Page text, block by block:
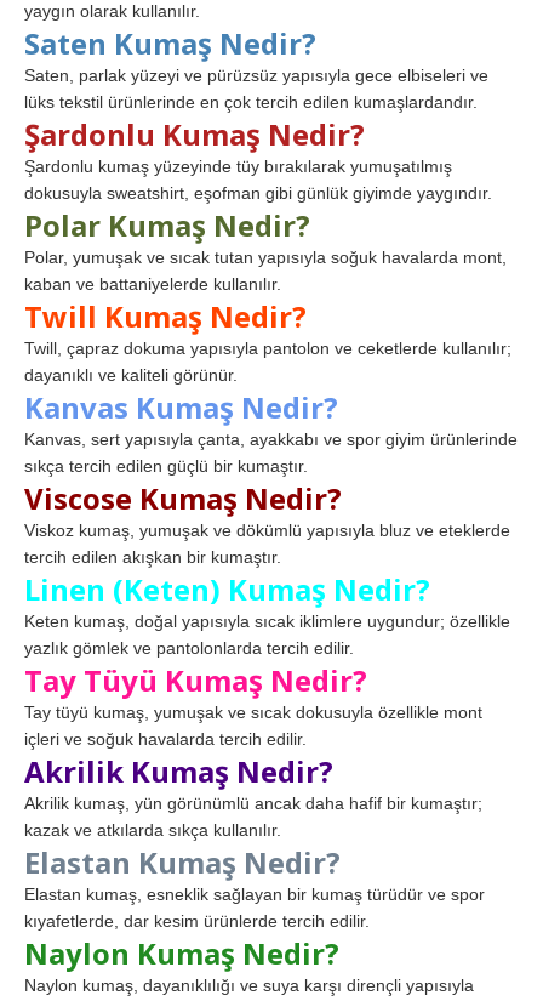
yaygın olarak kullanılır.
Saten Kumaş Nedir?
Saten, parlak yüzeyi ve pürüzsüz yapısıyla gece elbiseleri ve
lüks tekstil ürünlerinde en çok tercih edilen kumaşlardandır.
Şardonlu Kumaş Nedir?
Şardonlu kumaş yüzeyinde tüy bırakılarak yumuşatılmış
dokusuyla sweatshirt, eşofman gibi günlük giyimde yaygındır.
Polar Kumaş Nedir?
Polar, yumuşak ve sıcak tutan yapısıyla soğuk havalarda mont,
kaban ve battaniyelerde kullanılır.
Twill Kumaş Nedir?
Twill, çapraz dokuma yapısıyla pantolon ve ceketlerde kullanılır;
dayanıklı ve kaliteli görünür.
Kanvas Kumaş Nedir?
Kanvas, sert yapısıyla çanta, ayakkabı ve spor giyim ürünlerinde
sıkça tercih edilen güçlü bir kumaştır.
Viscose Kumaş Nedir?
Viskoz kumaş, yumuşak ve dökümlü yapısıyla bluz ve eteklerde
tercih edilen akışkan bir kumaştır.
Linen (Keten) Kumaş Nedir?
Keten kumaş, doğal yapısıyla sıcak iklimlere uygundur; özellikle
yazlık gömlek ve pantolonlarda tercih edilir.
Tay Tüyü Kumaş Nedir?
Tay tüyü kumaş, yumuşak ve sıcak dokusuyla özellikle mont
içleri ve soğuk havalarda tercih edilir.
Akrilik Kumaş Nedir?
Akrilik kumaş, yün görünümlü ancak daha hafif bir kumaştır;
kazak ve atkılarda sıkça kullanılır.
Elastan Kumaş Nedir?
Elastan kumaş, esneklik sağlayan bir kumaş türüdür ve spor
kıyafetlerde, dar kesim ürünlerde tercih edilir.
Naylon Kumaş Nedir?
Naylon kumaş, dayanıklılığı ve suya karşı dirençli yapısıyla